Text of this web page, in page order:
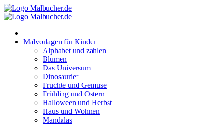
Zum
Inhalt
Malvorlagen für Kinder
Alphabet und zahlen
Blumen
Das Universum
Dinosaurier
Früchte und Gemüse
Frühling und Ostern
Halloween und Herbst
Haus und Wohnen
Mandalas